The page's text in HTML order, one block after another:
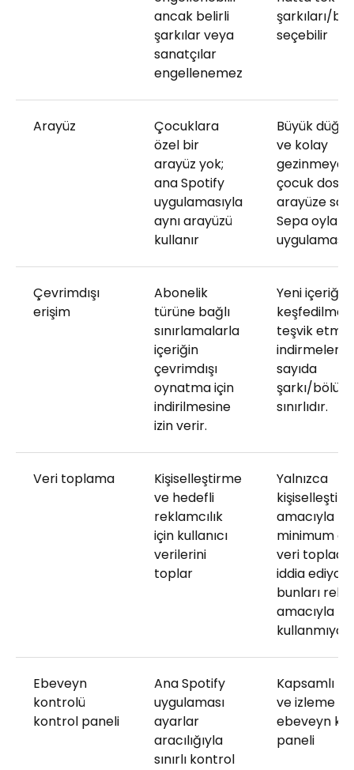
ancak belirli
şarkılar veya
sanatçılar
engellenemez
şarkıları/
seçebilir
Arayüz
Çocuklara
özel bir
arayüz yok;
ana Spotify
uygulamasıyla
aynı arayüzü
kullanır
Büyük
ve kolay
gezinmeye
çocuk
arayüze
Sepa oyla
uygulaması
Çevrimdışı
erişim
Abonelik
türüne bağlı
sınırlamalarla
içeriğin
çevrimdışı
oynatma için
indirilmesine
izin verir.
Yeni içeriğin
teşvik
indirmeler
sayıda
şarkı/
sınırlıdır.
Veri toplama
Kişiselleştirme
ve hedefli
reklamcılık
için kullanıcı
verilerini
toplar
Yalnızca
amacıyla
minimum
veri
iddia ediyor
bunları
amacıyla
kullanmıyor
Ebeveyn
kontrolü
kontrol paneli
Ana Spotify
uygulaması
ayarlar
aracılığıyla
sınırlı kontrol
Kapsamlı
ve izleme
ebeveyn
paneli